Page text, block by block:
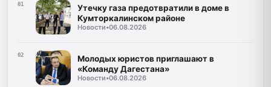
01
Утечку газа предотвратили в доме в
Кумторкалинском районе
Новости•06.08.2026
02
Молодых юристов приглашают в
«Команду Дагестана»
Новости•06.08.2026